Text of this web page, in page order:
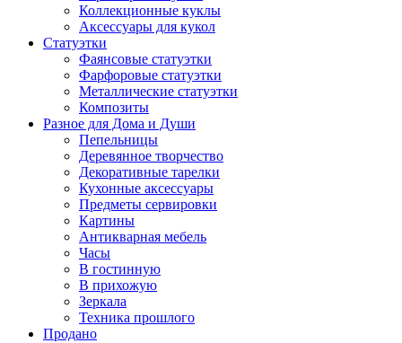
Коллекционные куклы
Аксессуары для кукол
Статуэтки
Фаянсовые статуэтки
Фарфоровые статуэтки
Металлические статуэтки
Композиты
Разное для Дома и Души
Пепельницы
Деревянное творчество
Декоративные тарелки
Кухонные аксессуары
Предметы сервировки
Картины
Антикварная мебель
Часы
В гостинную
В прихожую
Зеркала
Техника прошлого
Продано